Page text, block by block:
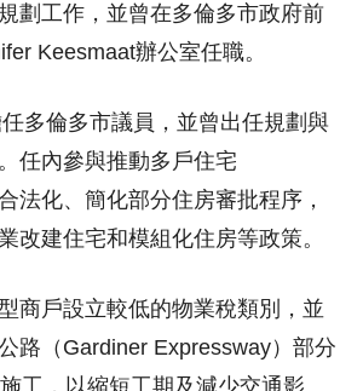
劃工作，並曾在多倫多市政府前
Keesmaat辦公室任職。
多倫多市議員，並曾出任規劃與
任內參與推動多戶住宅
法化、簡化部分住房審批程序，
改建住宅和模組化住房等政策。
商戶設立較低的物業稅類別，並
路（Gardiner Expressway）部分